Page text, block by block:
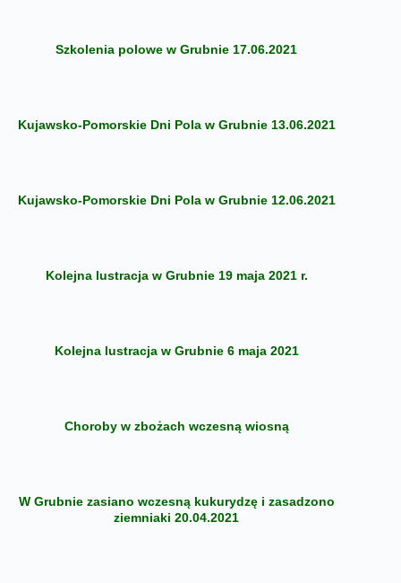
Szkolenia polowe w Grubnie 17.06.2021
Kujawsko-Pomorskie Dni Pola w Grubnie 13.06.2021
Kujawsko-Pomorskie Dni Pola w Grubnie 12.06.2021
Kolejna lustracja w Grubnie 19 maja 2021 r.
Kolejna lustracja w Grubnie 6 maja 2021
Choroby w zbożach wczesną wiosną
W Grubnie zasiano wczesną kukurydzę i zasadzono
ziemniaki 20.04.2021